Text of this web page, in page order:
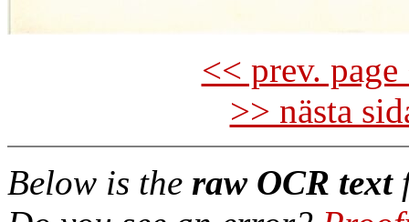
<< prev.
>> nästa
Below is the raw OCR text